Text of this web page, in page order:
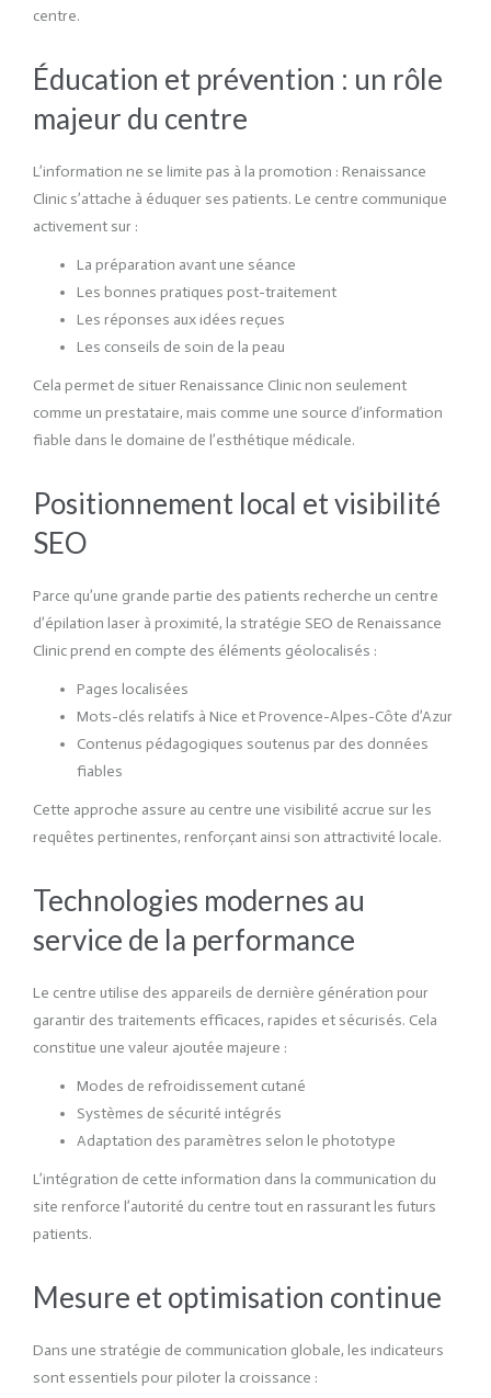
centre.
Éducation et prévention : un rôle
majeur du centre
L’information ne se limite pas à la promotion : Renaissance
Clinic s’attache à éduquer ses patients. Le centre communique
activement sur :
La préparation avant une séance
Les bonnes pratiques post-traitement
Les réponses aux idées reçues
Les conseils de soin de la peau
Cela permet de situer Renaissance Clinic non seulement
comme un prestataire, mais comme une source d’information
fiable dans le domaine de l’esthétique médicale.
Positionnement local et visibilité
SEO
Parce qu’une grande partie des patients recherche un centre
d’épilation laser à proximité, la stratégie SEO de Renaissance
Clinic prend en compte des éléments géolocalisés :
Pages localisées
Mots-clés relatifs à Nice et Provence-Alpes-Côte d’Azur
Contenus pédagogiques soutenus par des données
fiables
Cette approche assure au centre une visibilité accrue sur les
requêtes pertinentes, renforçant ainsi son attractivité locale.
Technologies modernes au
service de la performance
Le centre utilise des appareils de dernière génération pour
garantir des traitements efficaces, rapides et sécurisés. Cela
constitue une valeur ajoutée majeure :
Modes de refroidissement cutané
Systèmes de sécurité intégrés
Adaptation des paramètres selon le phototype
L’intégration de cette information dans la communication du
site renforce l’autorité du centre tout en rassurant les futurs
patients.
Mesure et optimisation continue
Dans une stratégie de communication globale, les indicateurs
sont essentiels pour piloter la croissance :